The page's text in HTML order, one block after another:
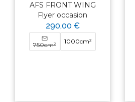
AFS FRONT WING
Flyer occasion
290,00 €
750cm² 1000cm²